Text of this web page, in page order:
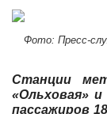
Фото: Пресс-
Станции
«Ольховая»
пассажиров